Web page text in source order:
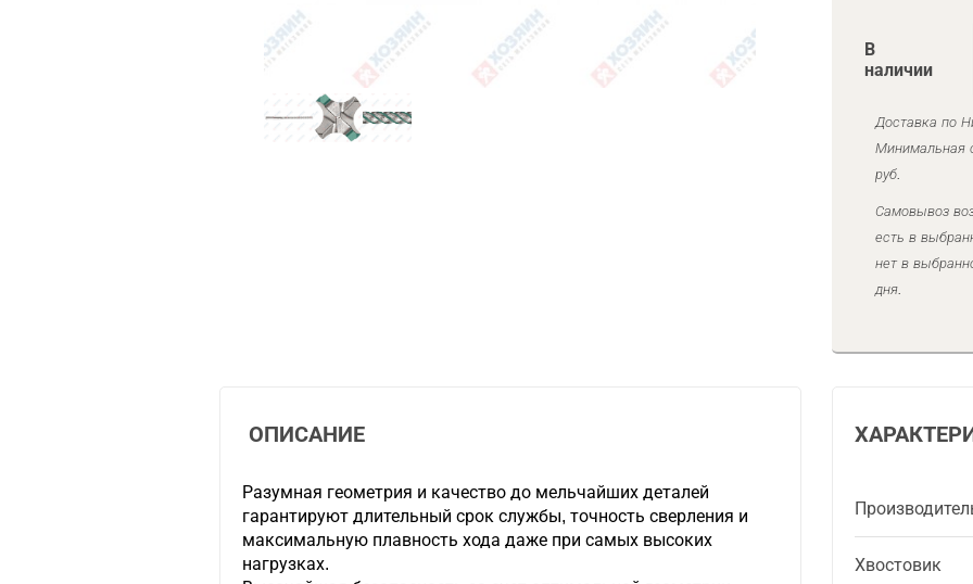
В
наличии
Доставка по
Минимальная
руб.
Самовывоз
есть в
нет в
дня.
Хвостовик
ОПИСАНИЕ
Разумная геометрия и качество до мельчайших деталей
гарантируют длительный срок службы, точность сверления и
максимальную плавность хода даже при самых высоких
нагрузках.